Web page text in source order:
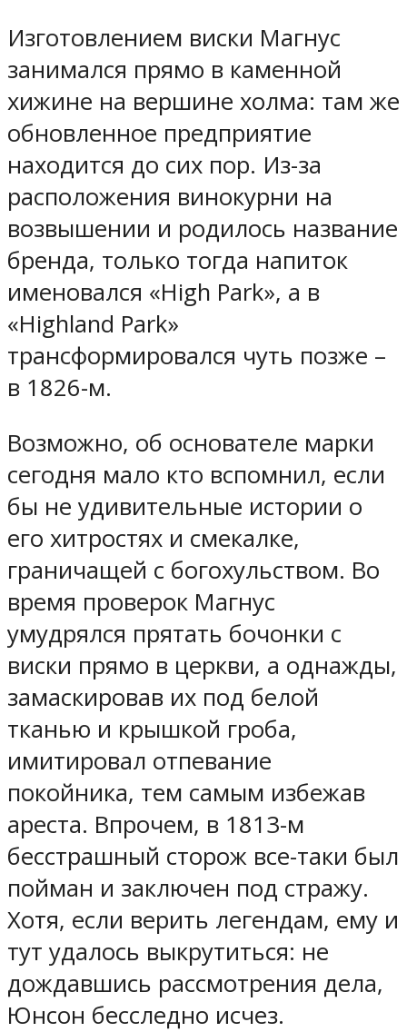
Изготовлением виски Магнус
занимался прямо в каменной
хижине на вершине холма: там же
обновленное предприятие
находится до сих пор. Из-за
расположения винокурни на
возвышении и родилось название
бренда, только тогда напиток
именовался «High Park», а в
«Highland Park»
трансформировался чуть позже –
в 1826-м.
Возможно, об основателе марки
сегодня мало кто вспомнил, если
бы не удивительные истории о
его хитростях и смекалке,
граничащей с богохульством. Во
время проверок Магнус
умудрялся прятать бочонки с
виски прямо в церкви, а однажды,
замаскировав их под белой
тканью и крышкой гроба,
имитировал отпевание
покойника, тем самым избежав
ареста. Впрочем, в 1813-м
бесстрашный сторож все-таки был
пойман и заключен под стражу.
Хотя, если верить легендам, ему и
тут удалось выкрутиться: не
дождавшись рассмотрения дела,
Юнсон бесследно исчез.